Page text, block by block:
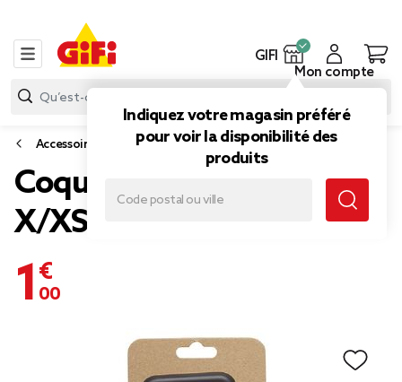
GIFI
Indiquez votre magasin préféré
pour voir la disponibilité des
produits
Mon compte
Accessoires smartphone et tablette
Coque BIO pour Iphone
X/XS
1,00 €